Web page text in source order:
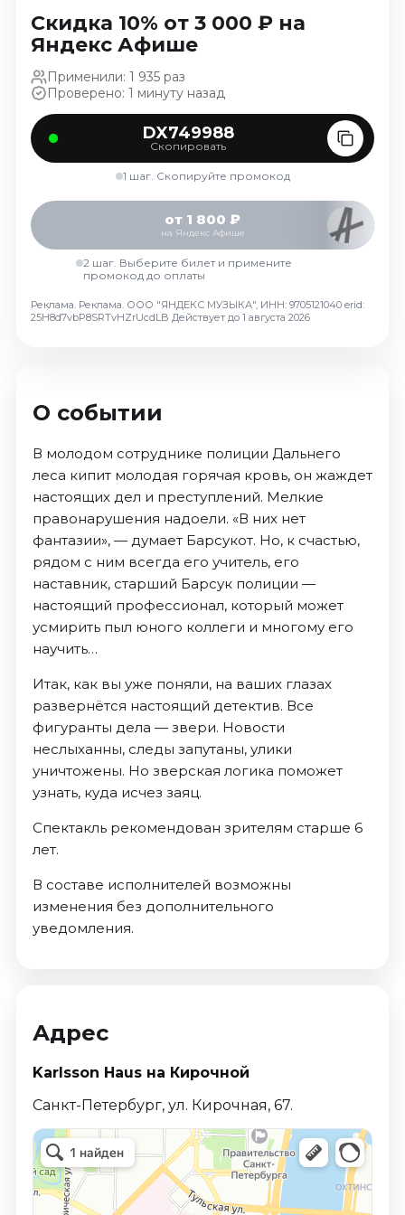
Декабрь 2026
Спорт
Август 2026
Сентябрь 2026
Декабрь 2026
Август 2026
Сентябрь 2026
Октябрь 2026
Ноябрь 2026
Декабрь 2026
Скидка 10% от 3 000 ₽ на
Яндекс Афише
Применили: 1 935 раз
Проверено: 1 минуту назад
DX749988
Скопировать
1 шаг. Скопируйте промокод
от 1 800 ₽
на Яндекс Афише
2 шаг. Выберите билет и примените
промокод до оплаты
Реклама. Реклама. ООО "ЯНДЕКС МУЗЫКА", ИНН: 9705121040 erid:
25H8d7vbP8SRTvHZrUcdLB Действует до 1 августа 2026
О событии
В молодом сотруднике полиции Дальнего
леса кипит молодая горячая кровь, он жаждет
настоящих дел и преступлений. Мелкие
правонарушения надоели. «В них нет
фантазии», — думает Барсукот. Но, к счастью,
рядом с ним всегда его учитель, его
наставник, старший Барсук полиции —
настоящий профессионал, который может
усмирить пыл юного коллеги и многому его
научить…
Итак, как вы уже поняли, на ваших глазах
развернётся настоящий детектив. Все
фигуранты дела — звери. Новости
неслыханны, следы запутаны, улики
уничтожены. Но зверская логика поможет
узнать, куда исчез заяц.
Спектакль рекомендован зрителям старше 6
лет.
В составе исполнителей возможны
изменения без дополнительного
уведомления.
Адрес
Karlsson Haus на Кирочной
Санкт-Петербург, ул. Кирочная, 67.